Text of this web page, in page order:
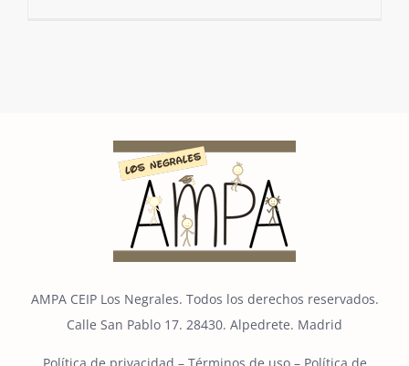
AMPA CEIP Los Negrales. Todos los derechos reservados.
Calle San Pablo 17. 28430. Alpedrete. Madrid